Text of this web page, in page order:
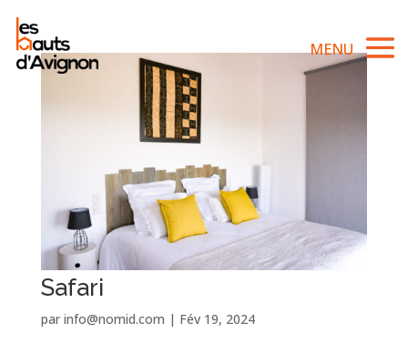
Safari
par info@nomid.com | Fév 19, 2024